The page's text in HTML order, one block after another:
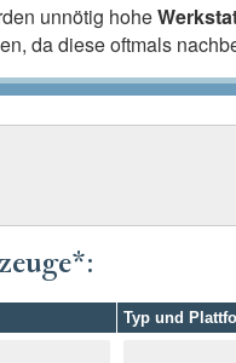
unnötig hohe
da diese oftmals
Typ und